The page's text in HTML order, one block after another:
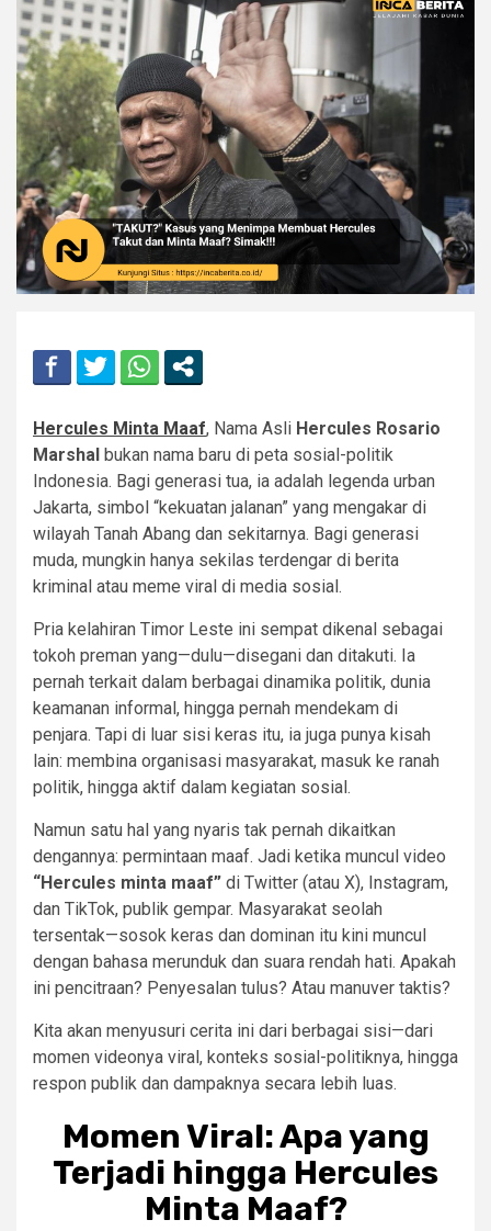
Hercules Minta Maaf, Nama Asli Hercules Rosario
Marshal bukan nama baru di peta sosial-politik
Indonesia. Bagi generasi tua, ia adalah legenda urban
Jakarta, simbol “kekuatan jalanan” yang mengakar di
wilayah Tanah Abang dan sekitarnya. Bagi generasi
muda, mungkin hanya sekilas terdengar di berita
kriminal atau meme viral di media sosial.
Pria kelahiran Timor Leste ini sempat dikenal sebagai
tokoh preman yang—dulu—disegani dan ditakuti. Ia
pernah terkait dalam berbagai dinamika politik, dunia
keamanan informal, hingga pernah mendekam di
penjara. Tapi di luar sisi keras itu, ia juga punya kisah
lain: membina organisasi masyarakat, masuk ke ranah
politik, hingga aktif dalam kegiatan sosial.
Namun satu hal yang nyaris tak pernah dikaitkan
dengannya: permintaan maaf. Jadi ketika muncul video
“Hercules minta maaf” di Twitter (atau X), Instagram,
dan TikTok, publik gempar. Masyarakat seolah
tersentak—sosok keras dan dominan itu kini muncul
dengan bahasa merunduk dan suara rendah hati. Apakah
ini pencitraan? Penyesalan tulus? Atau manuver taktis?
Kita akan menyusuri cerita ini dari berbagai sisi—dari
momen videonya viral, konteks sosial-politiknya, hingga
respon publik dan dampaknya secara lebih luas.
Momen Viral: Apa yang
Terjadi hingga Hercules
Minta Maaf?